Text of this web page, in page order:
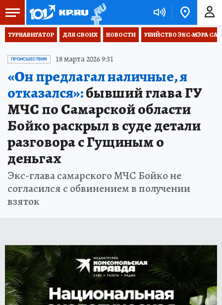
ТУРНАВИГАТОР ДЛЯ СВОИХ НОВОСТИ УБИЙСТВО ЭКС-МЭРА
ПРОИСШЕСТВИЯ 18 марта 2026 9:31
«Он предлагал наличные, я
отказался»:бывший глава ГУ
МЧС по Самарской области
Бойко раскрыл в суде детали
разговора с Гущиным о
деньгах
Экс-глава самарского МЧС Бойко не
согласился с обвинением в получении
взяток